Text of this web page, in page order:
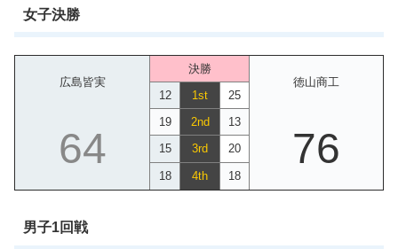
女子決勝
広島皆実
決勝
徳山商工
12
1st 25
64
19 2nd 13
76
15 3rd 20
18 4th 18
男子1回戦